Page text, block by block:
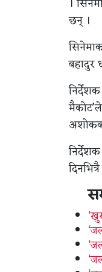
छन् ।
बहादुर